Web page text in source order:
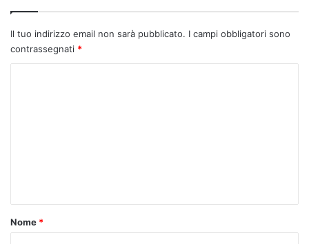
Il tuo indirizzo email non sarà pubblicato. I campi obbligatori sono
contrassegnati *
o
Nome *